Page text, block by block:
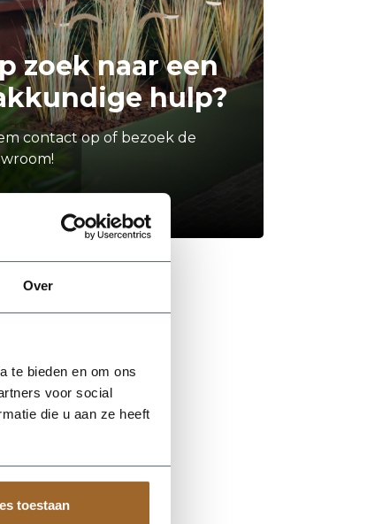
Over
te bieden en om ons
voor social
die u aan ze heeft
toestaan
zoek naar een
hulp?
contact op of bezoek de